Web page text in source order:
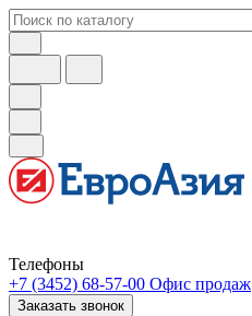
Телефоны
+7 (3452) 68-57-00 Офис продаж
Заказать звонок